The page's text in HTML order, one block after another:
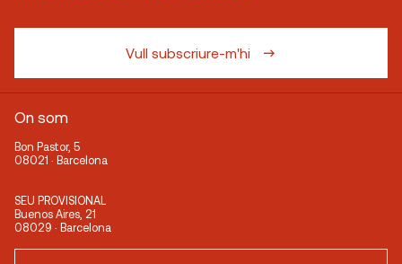
Vull subscriure-m'hi
On som
Bon Pastor, 5
08021 · Barcelona
SEU PROVISIONAL
Buenos Aires, 21
08029 · Barcelona